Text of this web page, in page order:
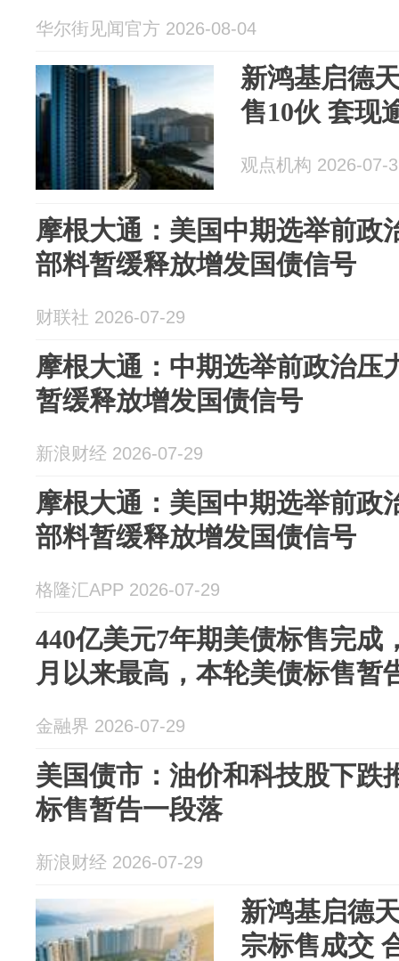
华尔街见闻官方 2026-08-04
新鸿基启德
售10伙 套现
观点机构 2026-07-
摩根大通：美国中期选举前政
部料暂缓释放增发国债信号
财联社 2026-07-29
摩根大通：中期选举前政治压
暂缓释放增发国债信号
新浪财经 2026-07-29
摩根大通：美国中期选举前政
部料暂缓释放增发国债信号
格隆汇APP 2026-07-29
440亿美元7年期美债标售完成
月以来最高，本轮美债标售暂
金融界 2026-07-29
美国债市：油价和科技股下跌
标售暂告一段落
新浪财经 2026-07-29
新鸿基启德
宗标售成交